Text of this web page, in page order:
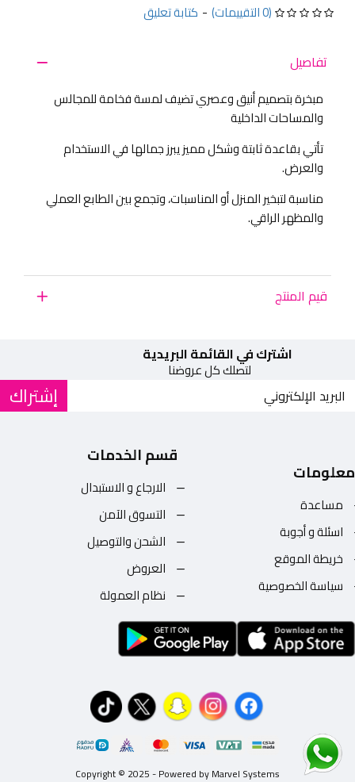
(0 التقييمات) - كتابة تعليق
تفاصيل
مبخرة بتصميم أنيق وعصري تضيف لمسة فخامة للمجالس
والمساحات الداخلية
تأتي بقاعدة ثابتة وشكل مميز يبرز جمالها في الاستخدام
والعرض.
مناسبة لتبخير المنزل أو المناسبات، وتجمع بين الطابع العملي
والمظهر الراقي.
قيم المنتج
اشترك في القائمة البريدية
لتصلك كل عروضنا
إشتراك
معلومات
مساعدة
اسئلة و أجوبة
خريطة الموقع
سياسة الخصوصية
قسم الخدمات
الارجاع و الاستبدال
التسوق الآمن
الشحن والتوصيل
العروض
نظام العمولة
Copyright © 2025 - Powered by Marvel Systems